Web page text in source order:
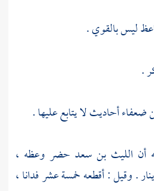
ليس بالقوي .
.
أحاديث لا يتابع عليها .
أن الليث بن سعد حضر وعظه ،
. وقيل : أقطعه خمسة عشر فدانا ،